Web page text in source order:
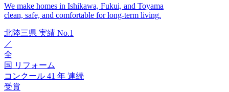
We make homes in Ishikawa, Fukui, and Toyama
clean, safe, and comfortable for long-term living.
北陸三県 実績 No.1
／
全
国 リフォーム
コンクール 41 年 連続
受賞